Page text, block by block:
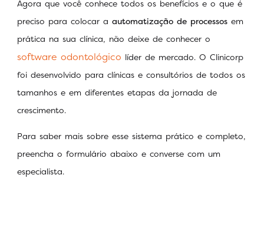
Agora que você conhece todos os benefícios e o que é
preciso para colocar a automatização de processos em
prática na sua clínica, não deixe de conhecer o
software odontológico líder de mercado. O Clinicorp
foi desenvolvido para clínicas e consultórios de todos os
tamanhos e em diferentes etapas da jornada de
crescimento.
Para saber mais sobre esse sistema prático e completo,
preencha o formulário abaixo e converse com um
especialista.